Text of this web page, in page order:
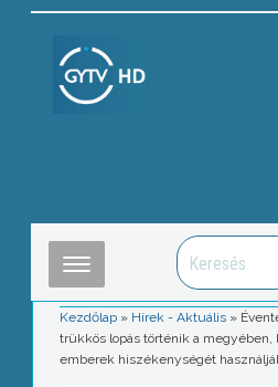
Kezdőlap » Hírek - Aktuális »
trükkös lopás történik a megyében,
emberek hiszékenységét